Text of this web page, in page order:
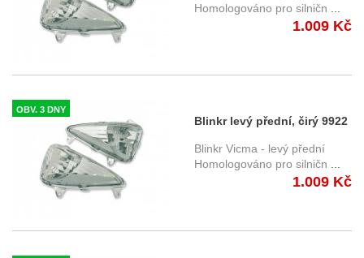
Homologováno pro silničn
1.009 Kč
OBV. 3 DNY
Blinkr levý přední, čirý 9922
- Honda XL 1000 V Varadero
(03-)
Blinkr Vicma - levý přední
Homologováno pro silničn
1.009 Kč